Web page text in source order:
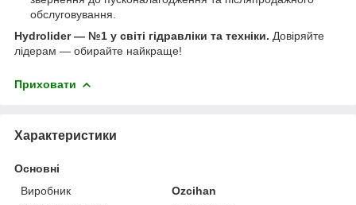
обслуговування.
Hydrolider — №1 у світі гідравліки та техніки. Довіряйте
лідерам — обирайте найкраще!
Приховати
Характеристики
Основні
Виробник
Ozcihan